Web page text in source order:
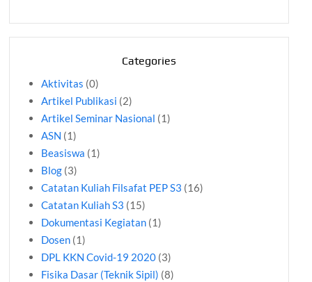
Categories
Aktivitas (0)
Artikel Publikasi (2)
Artikel Seminar Nasional (1)
ASN (1)
Beasiswa (1)
Blog (3)
Catatan Kuliah Filsafat PEP S3 (16)
Catatan Kuliah S3 (15)
Dokumentasi Kegiatan (1)
Dosen (1)
DPL KKN Covid-19 2020 (3)
Fisika Dasar (Teknik Sipil) (8)